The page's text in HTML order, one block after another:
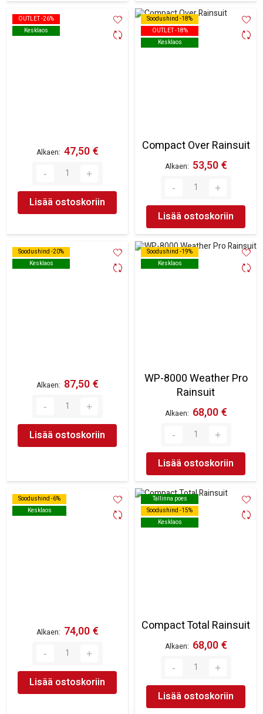
OUTLET -26%
Kesklaos
OUTLET -26%
Kesklaos
Alkaen 47,50 €
Lisää ostoskoriin
Soodushind -18%
OUTLET -18%
Kesklaos
Soodushind -18%
OUTLET -18%
Kesklaos
Compact Over Rainsuit
Alkaen 53,50 €
Lisää ostoskoriin
Soodushind -20%
Kesklaos
Soodushind -20%
Kesklaos
Alkaen 87,50 €
Lisää ostoskoriin
Soodushind -19%
Kesklaos
Soodushind -19%
Kesklaos
WP-8000 Weather Pro
Rainsuit
Alkaen 68,00 €
Lisää ostoskoriin
Soodushind -6%
Kesklaos
Soodushind -6%
Kesklaos
Alkaen 74,00 €
Lisää ostoskoriin
Tallinna poes
Soodushind -15%
Kesklaos
Tallinna poes
Soodushind -15%
Kesklaos
Compact Total Rainsuit
Alkaen 68,00 €
Lisää ostoskoriin